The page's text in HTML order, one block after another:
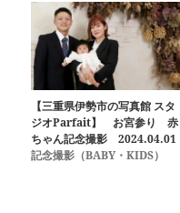
【三重県伊勢市の写真館 スタ
ジオParfait】 お宮参り 赤
ちゃん記念撮影 2024.04.01
記念撮影（BABY・KIDS）